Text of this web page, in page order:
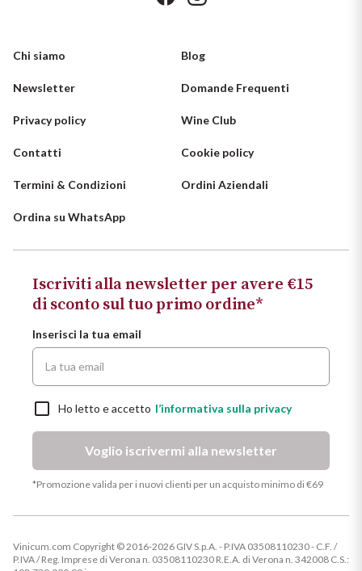
Chi siamo Blog
Newsletter Domande Frequenti
Privacy policy Wine Club
Contatti Cookie policy
Termini & Condizioni Ordini Aziendali
Ordina su WhatsApp
Iscriviti alla newsletter per avere €15
di sconto sul tuo primo ordine*
Inserisci la tua email
Ho letto e accetto l’informativa sulla privacy
Voglio iscrivermi alla newsletter
*Promozione valida per i nuovi clienti per un acquisto minimo di €69
Vinicum.com Copyright © 2016-2026 GIV S.p.A. - P.IVA 03508110230 - C.F. /
P.IVA / Reg. Imprese di Verona n. 03508110230 R.E.A. di Verona n. 342008 C.S.: